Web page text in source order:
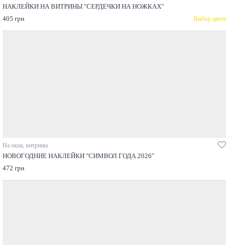
НАКЛЕЙКИ НА ВИТРИНЫ "СЕРДЕЧКИ НА НОЖКАХ"
405 грн
Выбор цвета
На окна, витрины
НОВОГОДНИЕ НАКЛЕЙКИ "СИМВОЛ ГОДА 2026"
472 грн